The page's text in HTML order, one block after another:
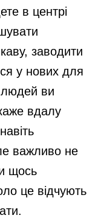
в центрі
заводити
у нових для
людей ви
вдалу
важливо не
щось
це відчують